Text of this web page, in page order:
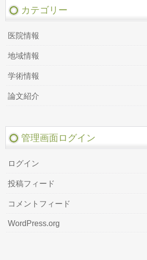
カテゴリー
医院情報
地域情報
学術情報
論文紹介
管理画面ログイン
ログイン
投稿フィード
コメントフィード
WordPress.org